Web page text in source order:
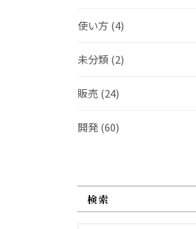
使い方 (4)
未分類 (2)
販売 (24)
開発(60)
検索